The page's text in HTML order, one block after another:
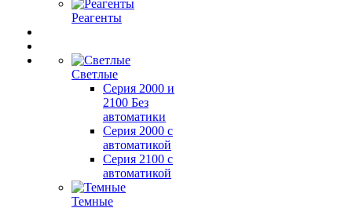
Реагенты
Светлые
Серия 2000 и
2100 Без
автоматики
Серия 2000 с
автоматикой
Серия 2100 с
автоматикой
Темные